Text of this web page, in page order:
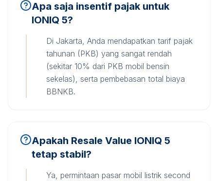
Apa saja insentif pajak untuk
IONIQ 5?
Di Jakarta, Anda mendapatkan tarif pajak
tahunan (PKB) yang sangat rendah
(sekitar 10% dari PKB mobil bensin
sekelas), serta pembebasan total biaya
BBNKB.
Apakah Resale Value IONIQ 5
tetap stabil?
Ya, permintaan pasar mobil listrik second